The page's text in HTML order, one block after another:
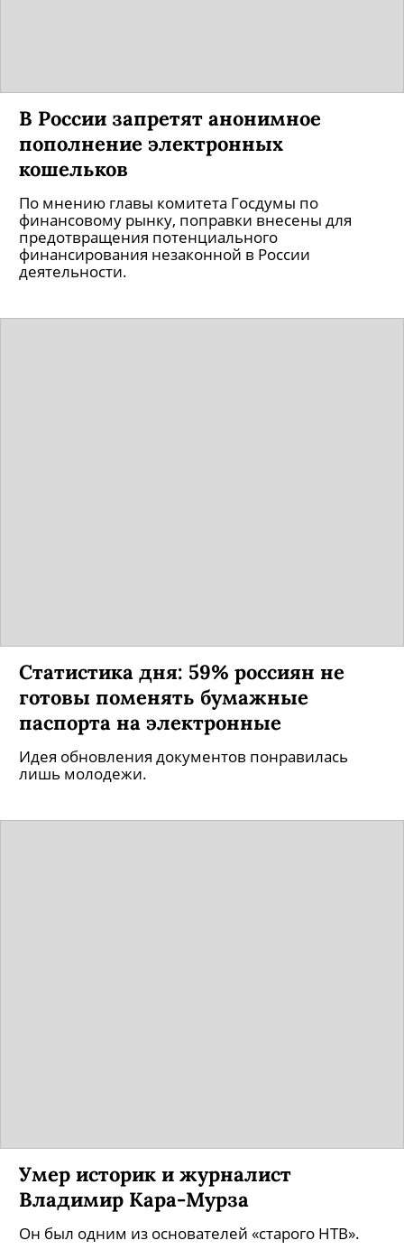
В России запретят анонимное
пополнение электронных
кошельков
По мнению главы комитета Госдумы по
финансовому рынку, поправки внесены для
предотвращения потенциального
финансирования незаконной в России
деятельности.
Статистика дня: 59% россиян не
готовы поменять бумажные
паспорта на электронные
Идея обновления документов понравилась
лишь молодежи.
Умер историк и журналист
Владимир Кара-Мурза
Он был одним из основателей «старого НТВ».